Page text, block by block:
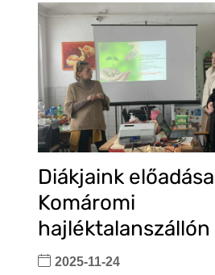
Diákjaink
Komáromi
hajléktalanszállón
2025-11-24